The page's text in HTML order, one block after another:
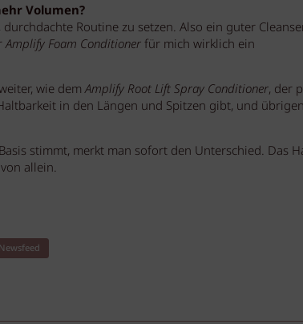
Volumen?
Routine zu setzen. Also ein guter
Amplify Foam Conditionerfür mich wirklich ein
wie demAmplify Root Lift Spray Conditioner, der
in den Längen und Spitzen gibt, und
stimmt, merkt man sofort den Unterschied. Das
allein.
Newsfeed